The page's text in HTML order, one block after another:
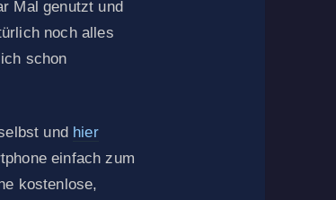
Mal genutzt und
noch alles
schon
und hier
einfach zum
kostenlose,